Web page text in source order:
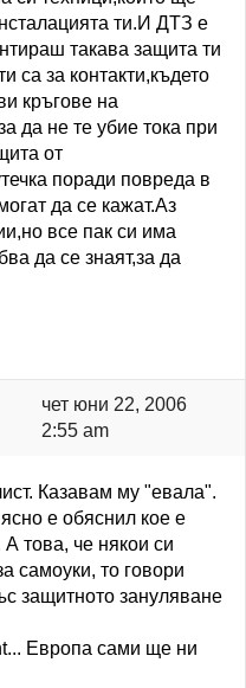
ти.И ДТЗ е
такава защита ти
са за контакти,където
кръгове на
да не те убие тока при
от
поради повреда в
да се кажат.Аз
все пак си има
да се знаят,за да
чет юни 22, 2006
2:55 am
Казавам му "евала".
е обяснил кое е
това, че някои си
самоуки, то говори
защитното зануляване
Европа сами ще ни